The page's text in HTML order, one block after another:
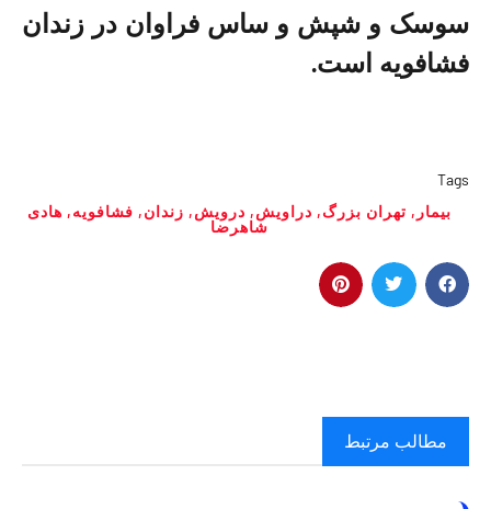
سوسک و شپش و ساس فراوان در زندان
فشافویه است.
Tags
بیمار , تهران بزرگ, دراویش, درویش, زندان, فشافویه, هادی
شاهرضا
مطالب مرتبط